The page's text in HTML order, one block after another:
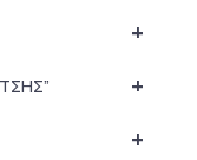
+
+
+